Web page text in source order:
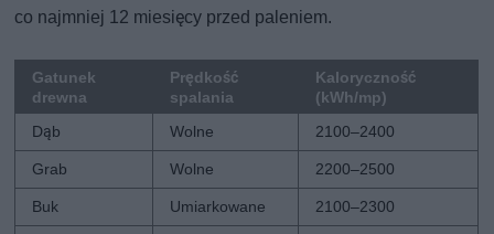
co najmniej 12 miesięcy przed paleniem.
Gatunek
drewna
Prędkość
spalania
Kaloryczność
(kWh/mp)
Dąb
Wolne 2100–2400
Grab Wolne 2200–2500
Buk Umiarkowane 2100–2300